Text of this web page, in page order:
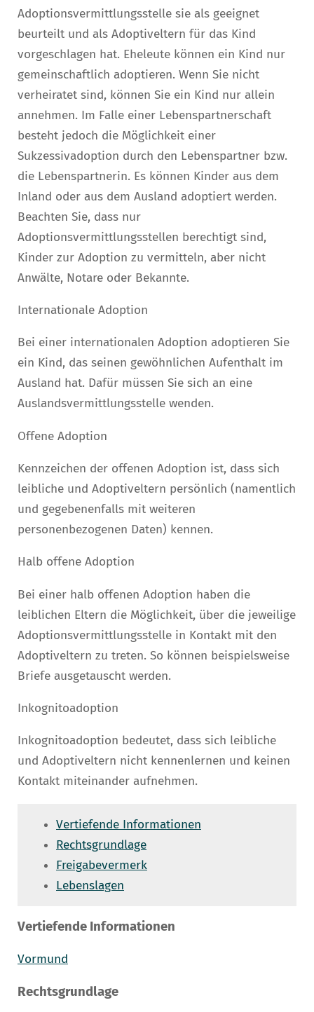
Adoptionsvermittlungsstelle sie als geeignet
beurteilt und als Adoptiveltern für das Kind
vorgeschlagen hat. Eheleute können ein Kind nur
gemeinschaftlich adoptieren. Wenn Sie nicht
verheiratet sind, können Sie ein Kind nur allein
annehmen. Im Falle einer Lebenspartnerschaft
besteht jedoch die Möglichkeit einer
Sukzessivadoption durch den Lebenspartner bzw.
die Lebenspartnerin. Es können Kinder aus dem
Inland oder aus dem Ausland adoptiert werden.
Beachten Sie, dass nur
Adoptionsvermittlungsstellen berechtigt sind,
Kinder zur Adoption zu vermitteln, aber nicht
Anwälte, Notare oder Bekannte.
Internationale Adoption
Bei einer internationalen Adoption adoptieren Sie
ein Kind, das seinen gewöhnlichen Aufenthalt im
Ausland hat. Dafür müssen Sie sich an eine
Auslandsvermittlungsstelle wenden.
Offene Adoption
Kennzeichen der offenen Adoption ist, dass sich
leibliche und Adoptiveltern persönlich (namentlich
und gegebenenfalls mit weiteren
personenbezogenen Daten) kennen.
Halb offene Adoption
Bei einer halb offenen Adoption haben die
leiblichen Eltern die Möglichkeit, über die jeweilige
Adoptionsvermittlungsstelle in Kontakt mit den
Adoptiveltern zu treten. So können beispielsweise
Briefe ausgetauscht werden.
Inkognitoadoption
Inkognitoadoption bedeutet, dass sich leibliche
und Adoptiveltern nicht kennenlernen und keinen
Kontakt miteinander aufnehmen.
Vertiefende Informationen
Rechtsgrundlage
Freigabevermerk
Lebenslagen
Vertiefende Informationen
Vormund
Rechtsgrundlage